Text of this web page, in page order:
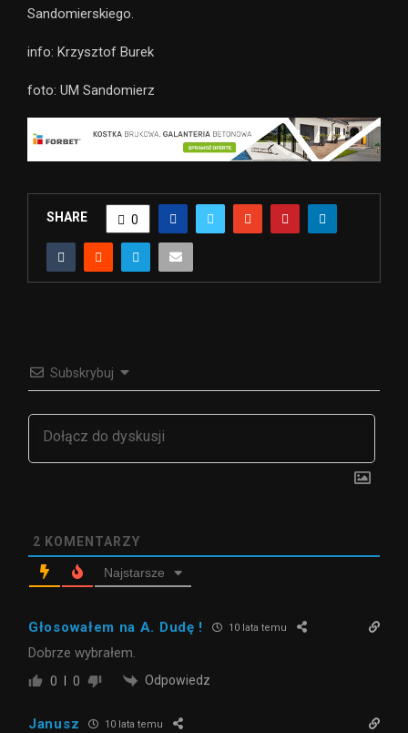
Sandomierskiego.
info: Krzysztof Burek
foto: UM Sandomierz
SHARE 0
Subskrybuj
2 KOMENTARZY
Najstarsze
Głosowałem na A. Dudę ! 10 lata temu
Dobrze wybrałem.
0 0 Odpowiedz
Janusz 10 lata temu